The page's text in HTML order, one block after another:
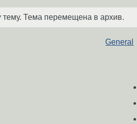
тему. Тема перемещена в архив.
General